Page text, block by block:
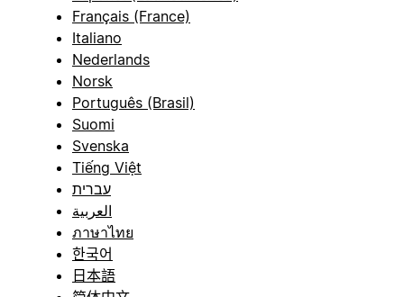
Français (France)
Italiano
Nederlands
Norsk
Português (Brasil)
Suomi
Svenska
Tiếng Việt
עברית
العربية
ภาษาไทย
한국어
日本語